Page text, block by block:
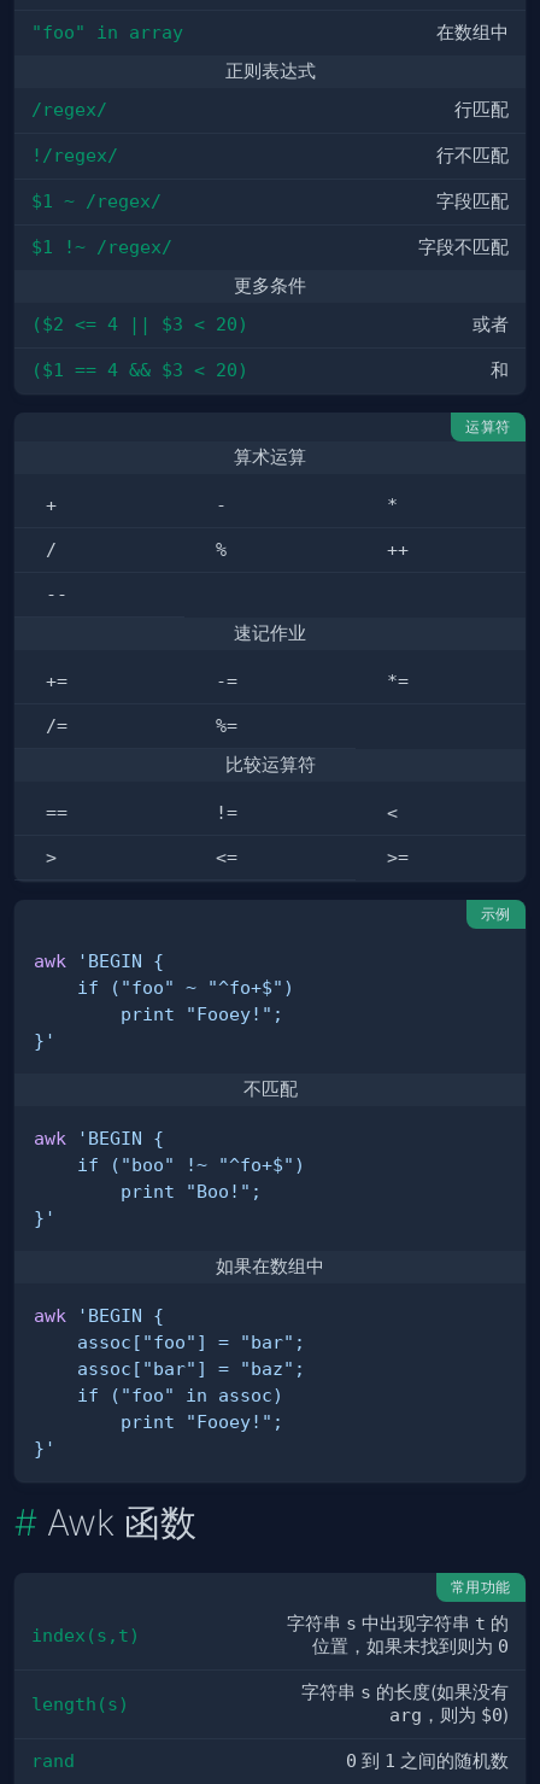
"foo" in array
在数组中
正则表达式
/regex/ 行匹配
!/regex/ 行不匹配
$1 ~ /regex/ 字段匹配
$1 !~ /regex/
字段不匹配
更多条件
($2 <= 4 || $3 < 20) 或者
($1 == 4 && $3 < 20) 和
运算符
算术运算
+ - *
/ % ++
--
速记作业
+= -= *=
/= %=
比较运算符
== != <
> <= >=
示例
awk
}'
不匹配
awk
}'
如果在数组中
awk
}'
Awk 函数
常用功能
index(s,t)
字符串 s 中出现字符串 t 的
位置，如果未找到则为 0
length(s)
字符串 s 的长度(如果没有
arg ，则为 $0)
rand 0 到 1 之间的随机数